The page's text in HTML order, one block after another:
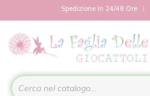
Spedizione in 24/48 Ore